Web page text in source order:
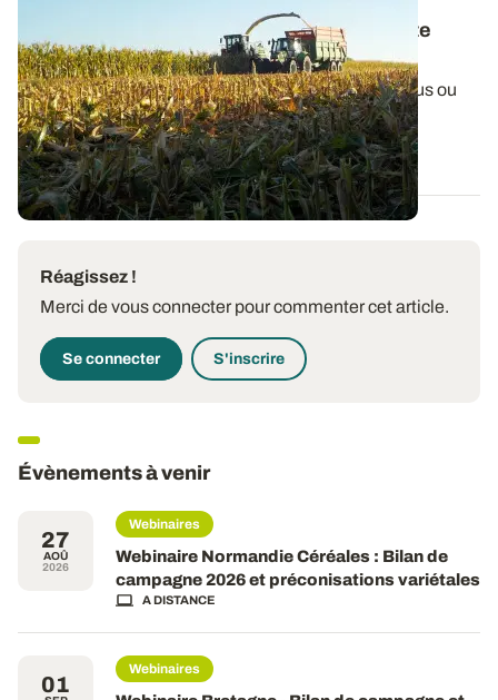
Maïs : quelques repères pour affiner la date
d’ensilage
Les maïs bretons subissent des stress hydriques plus ou
moins intenses, créant énormément...
06 AOÛT 2026
Réagissez !
Merci de vous connecter pour commenter cet article.
Se connecter S'inscrire
Évènements à venir
27
AOÛ
2026
Webinaires
Webinaire Normandie Céréales : Bilan de
campagne 2026 et préconisations variétales
A DISTANCE
01
Webinaires